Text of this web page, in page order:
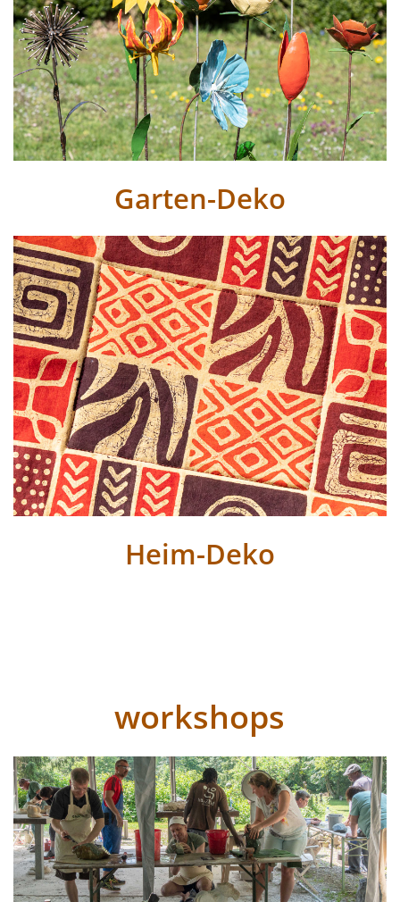
Garten-Deko
Heim-Deko
workshops
Previous